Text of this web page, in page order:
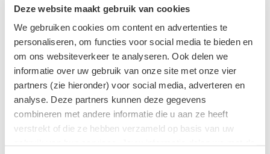
Deze website maakt gebruik van cookies
We gebruiken cookies om content en advertenties te
personaliseren, om functies voor social media te bieden en
om ons websiteverkeer te analyseren. Ook delen we
informatie over uw gebruik van onze site met onze vier
partners (zie hieronder) voor social media, adverteren en
analyse. Deze partners kunnen deze gegevens
combineren met andere informatie die u aan ze heeft
verstrekt of die ze hebben verzameld op basis van uw
De spiegel roll on,
Systemisch werken
vanaf
Eigenliefde roll on,
Spirituele Regulatie
vanaf